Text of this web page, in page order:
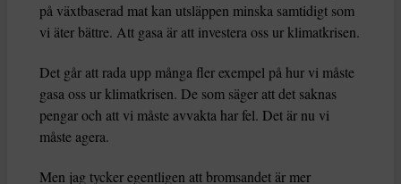
på växtbaserad mat kan utsläppen minska samtidigt som
vi äter bättre. Att gasa är att investera oss ur klimatkrisen.
Det går att rada upp många fler exempel på hur vi måste
gasa oss ur klimatkrisen. De som säger att det saknas
pengar och att vi måste avvakta har fel. Det är nu vi
måste agera.
Men jag tycker egentligen att bromsandet är mer